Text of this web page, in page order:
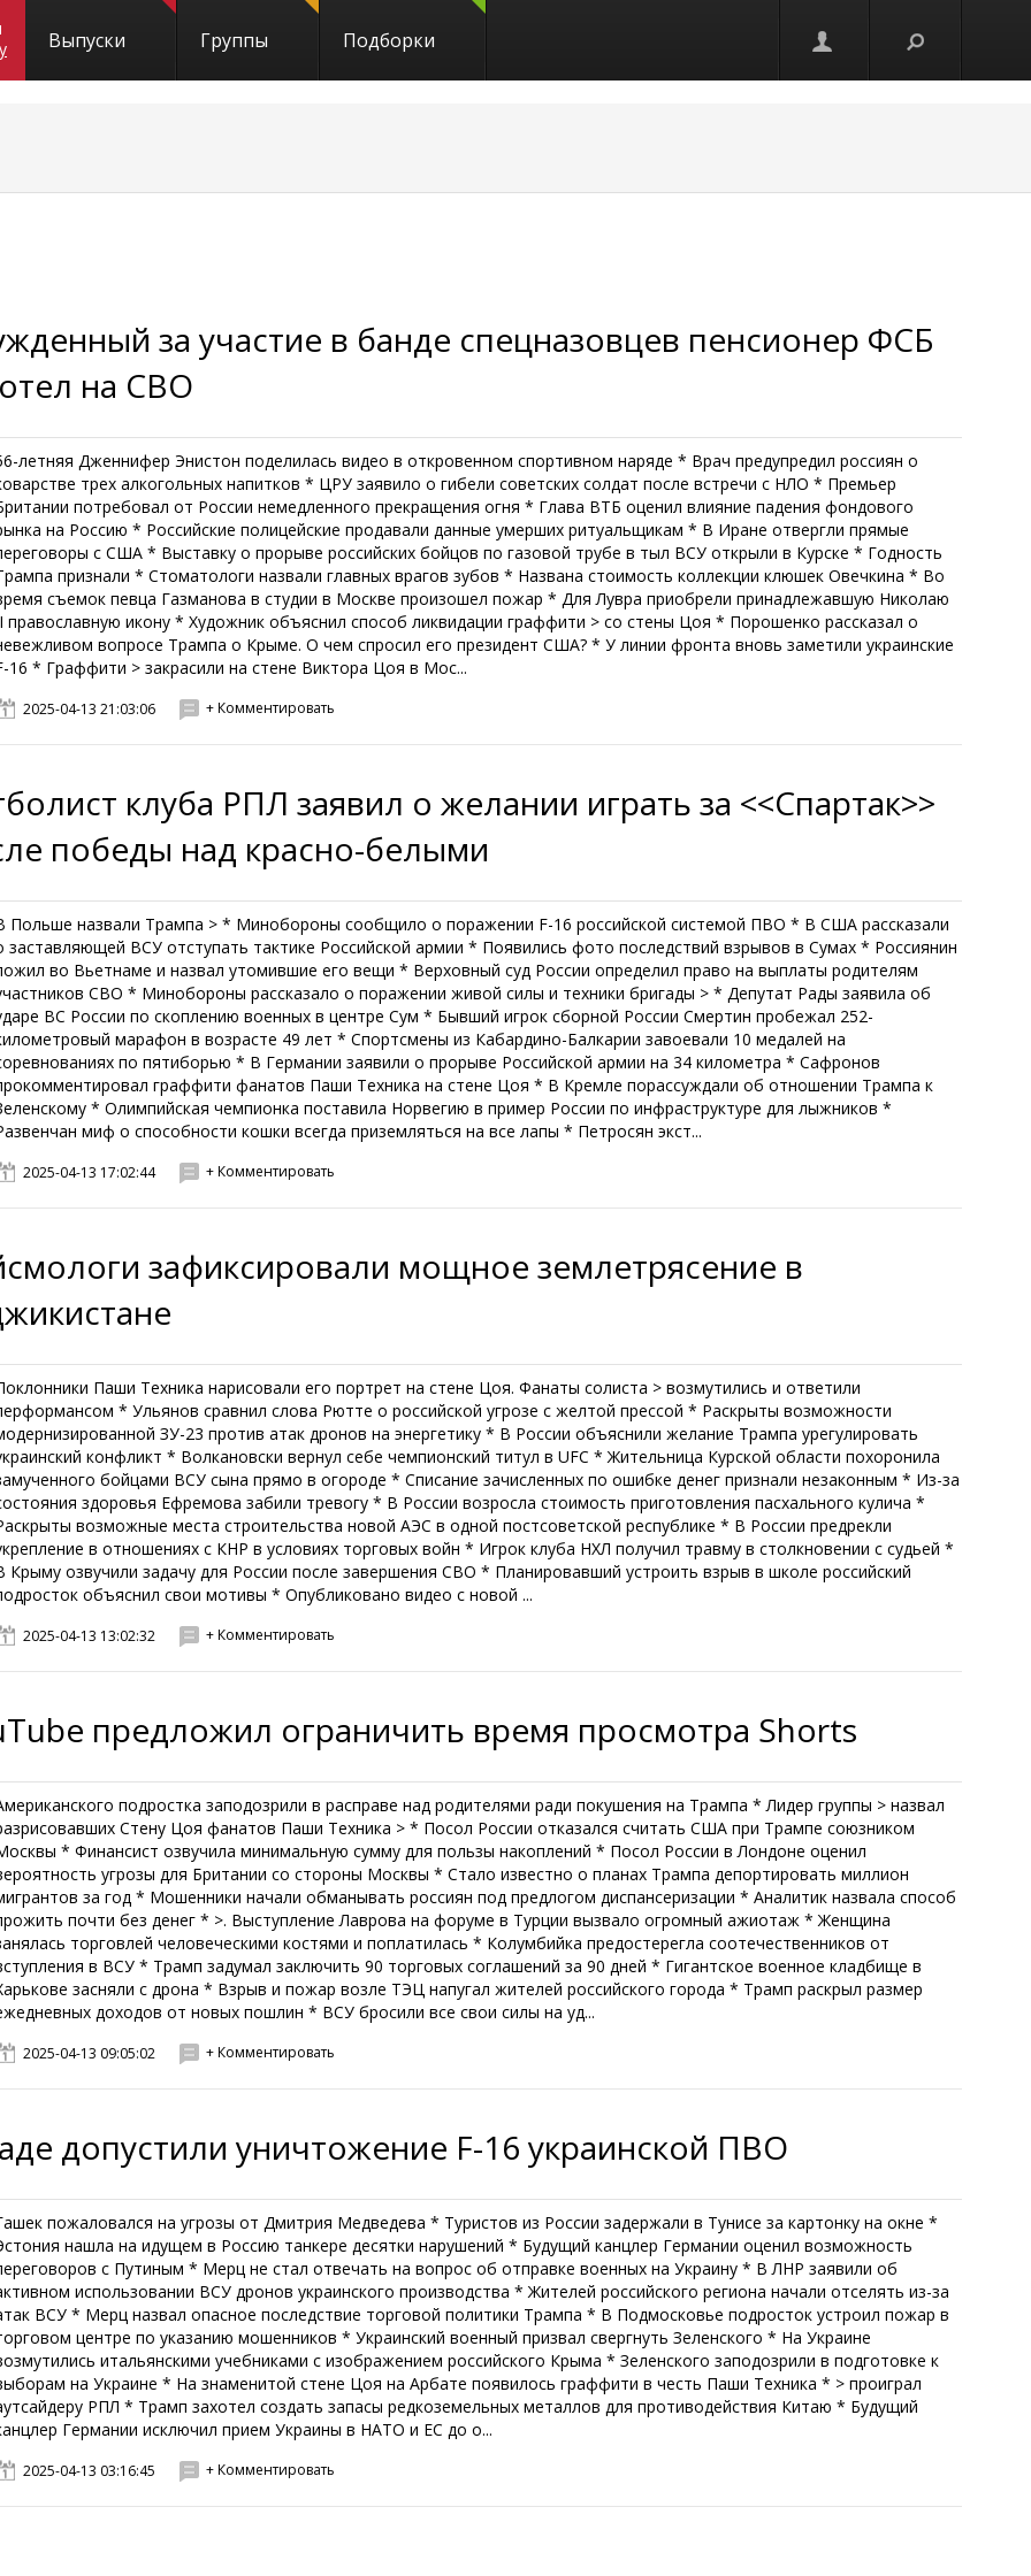
Выпуски Группы Подборки
за участие в банде спецназовцев пенсионер ФСБ
на СВО
летняя Дженнифер Энистон поделилась видео в откровенном спортивном наряде * Врач предупредил россиян о
трех алкогольных напитков * ЦРУ заявило о гибели советских солдат после встречи с НЛО * Премьер
потребовал от России немедленного прекращения огня * Глава ВТБ оценил влияние падения фондового
на Россию * Российские полицейские продавали данные умерших ритуальщикам * В Иране отвергли прямые
с США * Выставку о прорыве российских бойцов по газовой трубе в тыл ВСУ открыли в Курске * Годность
признали * Стоматологи назвали главных врагов зубов * Названа стоимость коллекции клюшек Овечкина * Во
съемок певца Газманова в студии в Москве произошел пожар * Для Лувра приобрели принадлежавшую Николаю
православную икону * Художник объяснил способ ликвидации граффити > со стены Цоя * Порошенко рассказал о
вопросе Трампа о Крыме. О чем спросил его президент США? * У линии фронта вновь заметили украинские
16 * Граффити > закрасили на стене Виктора Цоя в Мос...
2025-04-13 21:03:06 + Комментировать
клуба РПЛ заявил о желании играть за <<Спартак>>
победы над красно-белыми
Польше назвали Трампа > * Минобороны сообщило о поражении F-16 российской системой ПВО * В США рассказали
заставляющей ВСУ отступать тактике Российской армии * Появились фото последствий взрывов в Сумах * Россиянин
во Вьетнаме и назвал утомившие его вещи * Верховный суд России определил право на выплаты родителям
СВО * Минобороны рассказало о поражении живой силы и техники бригады > * Депутат Рады заявила об
ВС России по скоплению военных в центре Сум * Бывший игрок сборной России Смертин пробежал 252-
марафон в возрасте 49 лет * Спортсмены из Кабардино-Балкарии завоевали 10 медалей на
по пятиборью * В Германии заявили о прорыве Российской армии на 34 километра * Сафронов
граффити фанатов Паши Техника на стене Цоя * В Кремле порассуждали об отношении Трампа к
* Олимпийская чемпионка поставила Норвегию в пример России по инфраструктуре для лыжников *
миф о способности кошки всегда приземляться на все лапы * Петросян экст...
2025-04-13 17:02:44 + Комментировать
зафиксировали мощное землетрясение в
Паши Техника нарисовали его портрет на стене Цоя. Фанаты солиста > возмутились и ответили
* Ульянов сравнил слова Рютте о российской угрозе с желтой прессой * Раскрыты возможности
ЗУ-23 против атак дронов на энергетику * В России объяснили желание Трампа урегулировать
конфликт * Волкановски вернул себе чемпионский титул в UFC * Жительница Курской области похоронила
бойцами ВСУ сына прямо в огороде * Списание зачисленных по ошибке денег признали незаконным * Из-за
здоровья Ефремова забили тревогу * В России возросла стоимость приготовления пасхального кулича *
возможные места строительства новой АЭС в одной постсоветской республике * В России предрекли
в отношениях с КНР в условиях торговых войн * Игрок клуба НХЛ получил травму в столкновении с судьей *
Крыму озвучили задачу для России после завершения СВО * Планировавший устроить взрыв в школе российский
объяснил свои мотивы * Опубликовано видео с новой ...
2025-04-13 13:02:32 + Комментировать
предложил ограничить время просмотра Shorts
подростка заподозрили в расправе над родителями ради покушения на Трампа * Лидер группы > назвал
Стену Цоя фанатов Паши Техника > * Посол России отказался считать США при Трампе союзником
* Финансист озвучила минимальную сумму для пользы накоплений * Посол России в Лондоне оценил
угрозы для Британии со стороны Москвы * Стало известно о планах Трампа депортировать миллион
за год * Мошенники начали обманывать россиян под предлогом диспансеризации * Аналитик назвала способ
почти без денег * >. Выступление Лаврова на форуме в Турции вызвало огромный ажиотаж * Женщина
торговлей человеческими костями и поплатилась * Колумбийка предостерегла соотечественников от
в ВСУ * Трамп задумал заключить 90 торговых соглашений за 90 дней * Гигантское военное кладбище в
засняли с дрона * Взрыв и пожар возле ТЭЦ напугал жителей российского города * Трамп раскрыл размер
доходов от новых пошлин * ВСУ бросили все свои силы на уд...
2025-04-13 09:05:02 + Комментировать
допустили уничтожение F-16 украинской ПВО
пожаловался на угрозы от Дмитрия Медведева * Туристов из России задержали в Тунисе за картонку на окне *
нашла на идущем в Россию танкере десятки нарушений * Будущий канцлер Германии оценил возможность
с Путиным * Мерц не стал отвечать на вопрос об отправке военных на Украину * В ЛНР заявили об
использовании ВСУ дронов украинского производства * Жителей российского региона начали отселять из-за
ВСУ * Мерц назвал опасное последствие торговой политики Трампа * В Подмосковье подросток устроил пожар в
центре по указанию мошенников * Украинский военный призвал свергнуть Зеленского * На Украине
итальянскими учебниками с изображением российского Крыма * Зеленского заподозрили в подготовке к
на Украине * На знаменитой стене Цоя на Арбате появилось граффити в честь Паши Техника * > проиграл
РПЛ * Трамп захотел создать запасы редкоземельных металлов для противодействия Китаю * Будущий
Германии исключил прием Украины в НАТО и ЕС до о...
2025-04-13 03:16:45 + Комментировать